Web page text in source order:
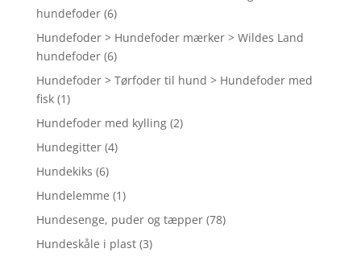
hundefoder (6)
Hundefoder > Hundefoder mærker > Wildes Land
hundefoder (6)
Hundefoder > Tørfoder til hund > Hundefoder med
fisk (1)
Hundefoder med kylling (2)
Hundegitter (4)
Hundekiks (6)
Hundelemme (1)
Hundesenge, puder og tæpper (78)
Hundeskåle i plast (3)